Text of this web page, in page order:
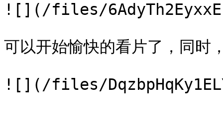
![](/files/
可以开始愉快的看片了，同